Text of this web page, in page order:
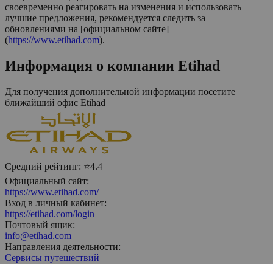
своевременно реагировать на изменения и использовать
лучшие предложения, рекомендуется следить за
обновлениями на [официальном сайте]
(https://www.etihad.com).
Информация о компании Etihad
Для получения дополнительной информации посетите
ближайший офис Etihad
Средний рейтинг: ⭐4.4
Официальный сайт:
https://www.etihad.com/
Вход в личный кабинет:
https://etihad.com/login
Почтовый ящик:
info@etihad.com
Направления деятельности:
Сервисы путешествий